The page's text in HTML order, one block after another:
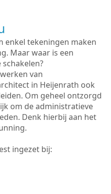
enkel tekeningen maken
Maar waar is een
van
in Heijenrath ook
Om geheel ontzorgd
om de administratieve
Denk hierbij aan het
ingezet bij: